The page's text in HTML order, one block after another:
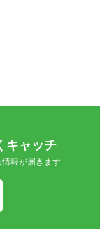
キャッチ
報が届きます